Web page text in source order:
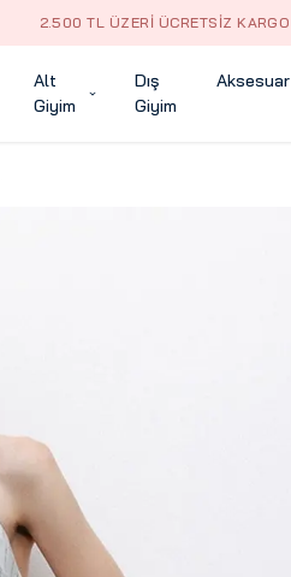
2.500 TL ÜZERI ÜCRETSIZ KARGO
Alt
Giyim
Dış
Giyim
Aksesuar